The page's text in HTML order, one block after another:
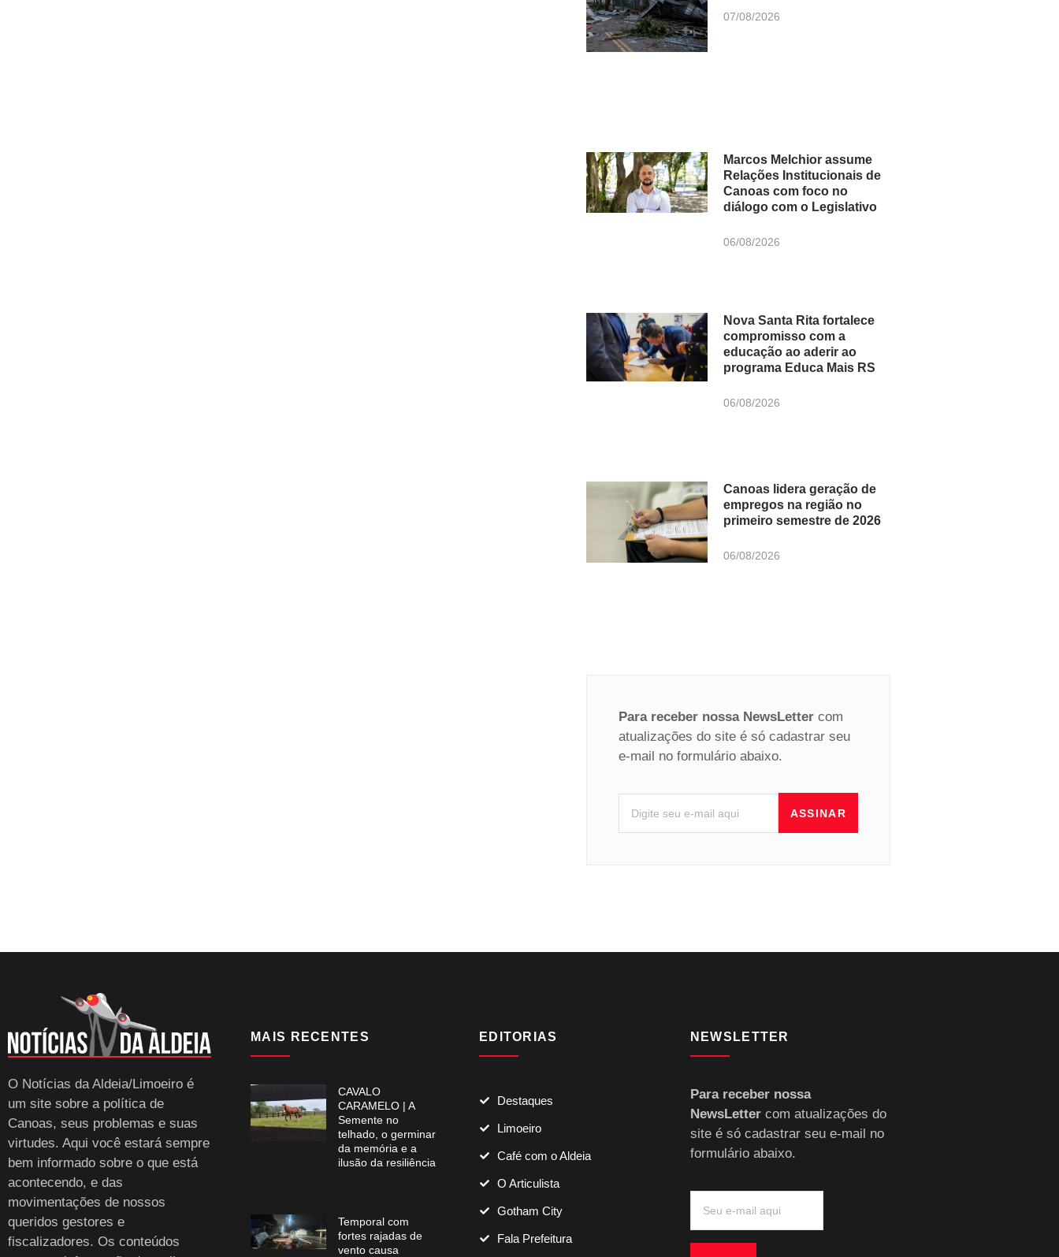
07/08/2026
Marcos Melchior assume
Relações Institucionais de
Canoas com foco no
diálogo com o Legislativo
06/08/2026
Nova Santa Rita fortalece
compromisso com a
educação ao aderir ao
programa Educa Mais RS
06/08/2026
Canoas lidera geração de
empregos na região no
primeiro semestre de 2026
06/08/2026
Para receber nossa NewsLetter com
atualizações do site é só cadastrar seu
e-mail no formulário abaixo.
ASSINAR
O Notícias da Aldeia/Limoeiro é
um site sobre a política de
Canoas, seus problemas e suas
virtudes. Aqui você estará sempre
bem informado sobre o que está
acontecendo, e das
movimentações de nossos
queridos gestores e
fiscalizadores. Os conteúdos
MAIS RECENTES
CAVALO
CARAMELO | A
Semente no
telhado, o germinar
da memória e a
ilusão da resiliência
Temporal com
fortes rajadas de
vento causa
EDITORIAS
Destaques
Limoeiro
Café com o Aldeia
O Articulista
Gotham City
Fala Prefeitura
NEWSLETTER
Para receber nossa
NewsLettercom atualizações do
site é só cadastrar seu e-mail no
formulário abaixo.